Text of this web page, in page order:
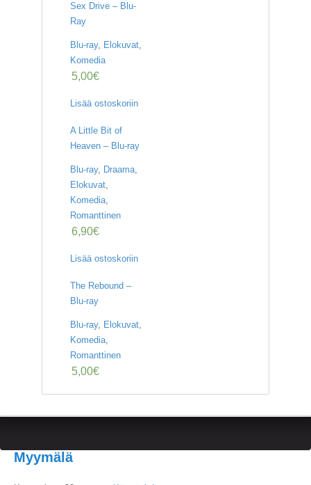
Sex Drive – Blu-
Ray
Blu-ray, Elokuvat,
Komedia
5,00€
Lisää ostoskoriin
A Little Bit of
Heaven – Blu-ray
Blu-ray, Draama,
Elokuvat,
Komedia,
Romanttinen
6,90€
Lisää ostoskoriin
The Rebound –
Blu-ray
Blu-ray, Elokuvat,
Komedia,
Romanttinen
5,00€
Myymälä